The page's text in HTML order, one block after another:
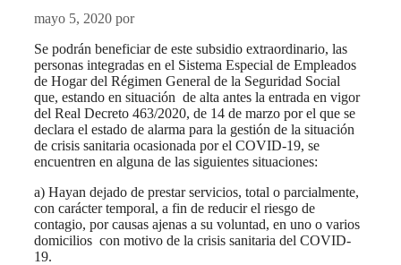
mayo 5, 2020 por
Se podrán beneficiar de este subsidio extraordinario, las
personas integradas en el Sistema Especial de Empleados
de Hogar del Régimen General de la Seguridad Social
que, estando en situación de alta antes la entrada en vigor
del Real Decreto 463/2020, de 14 de marzo por el que se
declara el estado de alarma para la gestión de la situación
de crisis sanitaria ocasionada por el COVID-19, se
encuentren en alguna de las siguientes situaciones:
a) Hayan dejado de prestar servicios, total o parcialmente,
con carácter temporal, a fin de reducir el riesgo de
contagio, por causas ajenas a su voluntad, en uno o varios
domicilios con motivo de la crisis sanitaria del COVID-
19.